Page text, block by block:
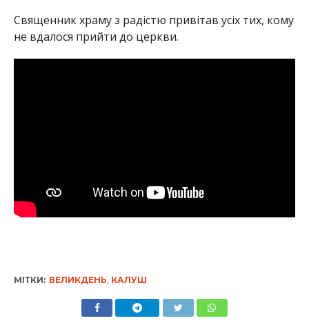
Священник храму з радістю привітав усіх тих, кому
не вдалося прийти до церкви.
МІТКИ: ВЕЛИКДЕНЬ КАЛУШ